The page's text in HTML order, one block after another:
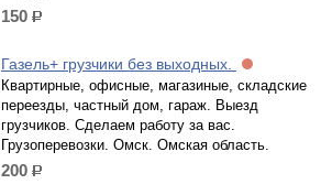
150 р.
Газель+ грузчики без выходных.
Квартирные, офисные, магазиные, складские
переезды, частный дом, гараж. Выезд
грузчиков. Сделаем работу за вас.
Грузоперевозки. Омск. Омская область.
200 р.